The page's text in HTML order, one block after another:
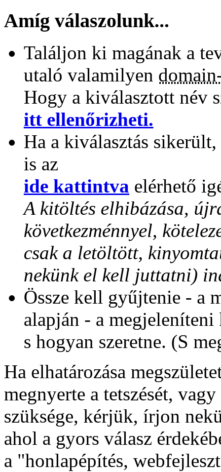
Amíg válaszolunk...
Találjon ki magának a
utaló valamilyen
Hogy a kiválasztott név
itt ellenőrizheti.
Ha a kiválasztás
is az
ide kattintva elérhető
A kitöltés elhibázása,
következménnyel,
csak a letöltött,
nekünk el kell juttatni)
Össze kell gyűjtenie - a
alapján - a
s hogyan szeretne. (S
Ha elhatározása
megnyerte a tetszését,
szüksége, kérjük, írjon
ahol a gyors válasz
a "honlapépítés,